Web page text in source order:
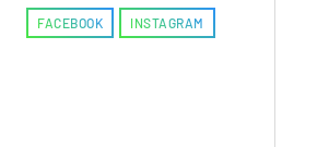
FACEBOOK INSTAGRAM